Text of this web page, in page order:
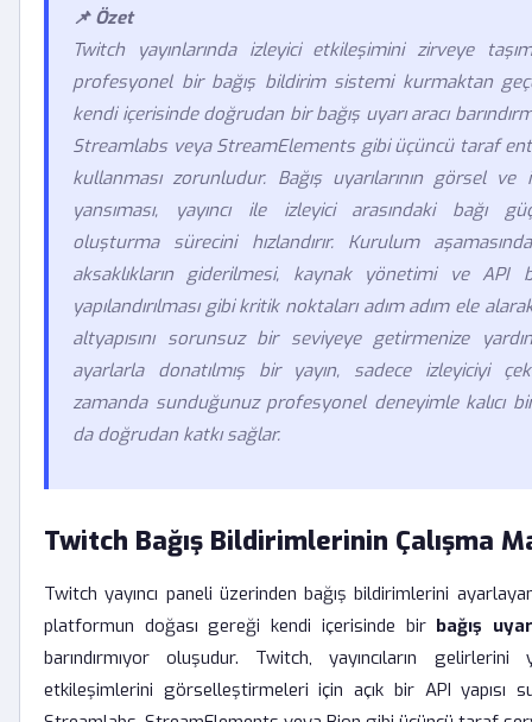
📌 Özet
Twitch yayınlarında izleyici etkileşimini zirveye
profesyonel bir bağış bildirim sistemi kurmaktan
kendi içerisinde doğrudan bir bağış uyarı aracı
Streamlabs veya StreamElements gibi üçüncü taraf
kullanması zorunludur. Bağış uyarılarının görsel
yansıması, yayıncı ile izleyici arasındaki bağı
oluşturma sürecini hızlandırır. Kurulum
aksaklıkların giderilmesi, kaynak yönetimi ve API
yapılandırılması gibi kritik noktaları adım adım ele
altyapısını sorunsuz bir seviyeye getirmenize
ayarlarla donatılmış bir yayın, sadece izleyiciyi
zamanda sunduğunuz profesyonel deneyimle kalıcı
da doğrudan katkı sağlar.
Twitch Bağış Bildirimlerinin Çalışma
Twitch yayıncı paneli üzerinden bağış bildirimlerini
platformun doğası gereği kendi içerisinde bir bağış
barındırmıyor oluşudur. Twitch, yayıncıların
etkileşimlerini görselleştirmeleri için açık bir API yapısı